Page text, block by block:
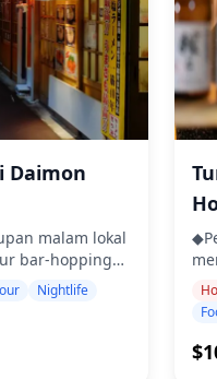
Daimon
malam lokal
bar-hopping
Daimon
Kunjungi tiga
seperti
Nightlife